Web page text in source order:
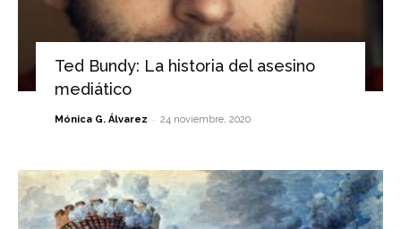
Ted Bundy: La historia del asesino
mediático
Mónica G. Álvarez - 24 noviembre, 2020